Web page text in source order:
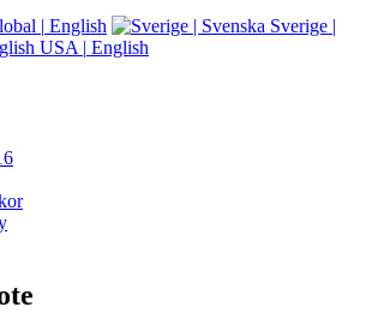
| English Sverige |
USA | English